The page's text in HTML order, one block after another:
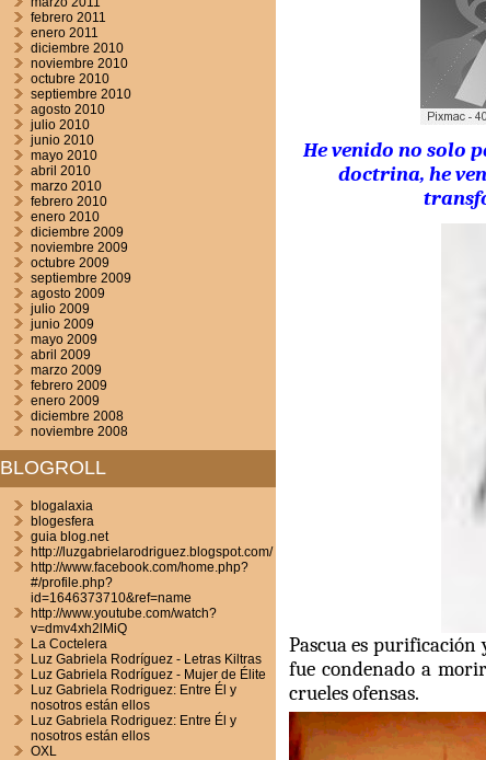
febrero 2011
enero 2011
diciembre 2010
noviembre 2010
octubre 2010
septiembre 2010
agosto 2010
julio 2010
junio 2010
mayo 2010
abril 2010
marzo 2010
febrero 2010
enero 2010
diciembre 2009
noviembre 2009
octubre 2009
septiembre 2009
agosto 2009
julio 2009
junio 2009
mayo 2009
abril 2009
marzo 2009
febrero 2009
enero 2009
diciembre 2008
noviembre 2008
BLOGROLL
blogalaxia
blogesfera
guia blog.net
http://luzgabrielarodriguez.blogspot.com/
http://www.facebook.com/home.php?
#/profile.php?
id=1646373710&ref=name
http://www.youtube.com/watch?
v=dmv4xh2lMiQ
La Coctelera
Luz Gabriela Rodríguez - Letras Kiltras
Luz Gabriela Rodríguez - Mujer de Élite
Luz Gabriela Rodriguez: Entre Él y
nosotros están ellos
Luz Gabriela Rodriguez: Entre Él y
nosotros están ellos
OXL
He venido no solo
doctrina, he
Pascua es
fue condenado a
crueles ofensas.